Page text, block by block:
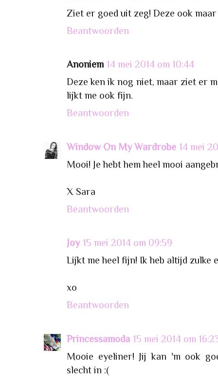
Ziet er goed uit zeg! Deze ook
Beantwoorden
Anoniem 14 mei 2014 om 10:44
Deze ken ik nog niet, maar ziet er
lijkt me ook fijn.
Beantwoorden
Window On My Wardrobe 14 mei
Mooi! Je hebt hem heel mooi
X Sara
Beantwoorden
Joy 15 mei 2014 om 09:59
Lijkt me heel fijn! Ik heb altijd zulke
xo
Beantwoorden
Princessamoda 15 mei 2014 om
Mooie eyeliner! Jij kan 'm ook
slecht in :(